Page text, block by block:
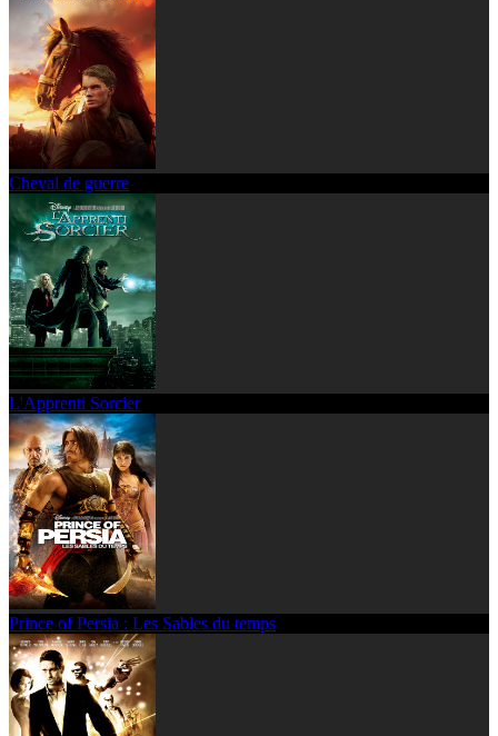
Cheval de guerre
L'Apprenti Sorcier
Prince of Persia : Les Sables du temps